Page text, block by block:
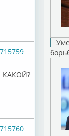
КАКОЙ?